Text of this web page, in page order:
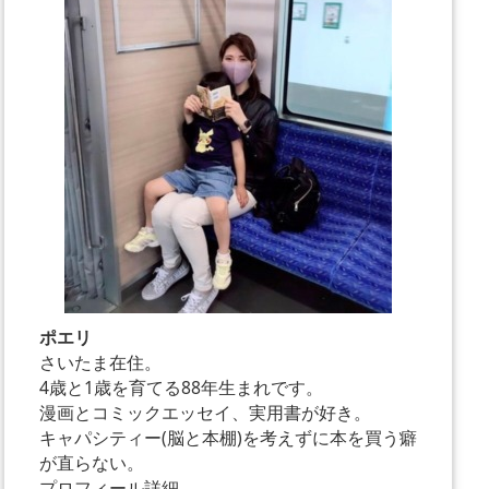
ポエリ
さいたま在住。
4歳と1歳を育てる88年生まれです。
漫画とコミックエッセイ、実用書が好き。
キャパシティー(脳と本棚)を考えずに本を買う癖
が直らない。